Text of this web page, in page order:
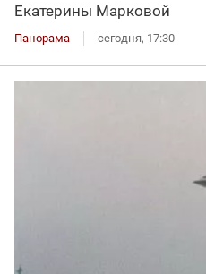
Екатерины Марковой
Панорама сегодня, 17:30